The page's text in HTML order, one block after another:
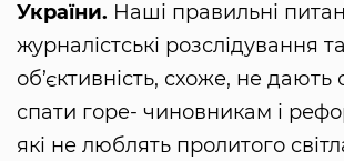
України. Наші правильні
журналістські розслідування та
об’єктивність, схоже, не дають
спати горе- чиновникам і
які не люблять пролитого